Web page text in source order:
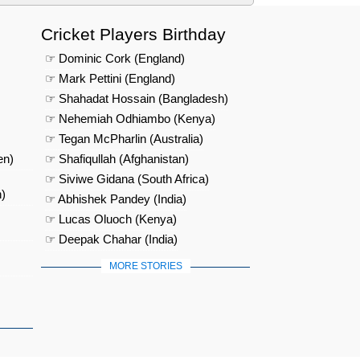
Cricket Players Birthday
☞ Dominic Cork (England)
☞ Mark Pettini (England)
☞ Shahadat Hossain (Bangladesh)
☞ Nehemiah Odhiambo (Kenya)
☞ Tegan McPharlin (Australia)
☞ Shafiqullah (Afghanistan)
☞ Siviwe Gidana (South Africa)
☞ Abhishek Pandey (India)
☞ Lucas Oluoch (Kenya)
☞ Deepak Chahar (India)
MORE STORIES